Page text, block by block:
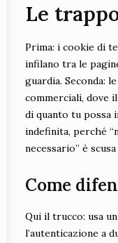
Le
Prima: i cookie di
infilano tra le
guardia. Seconda:
commerciali, dove
di quanto tu possa
indefinita, perché
necessario” è
Come
Qui il trucco: usa
l’autenticazione a